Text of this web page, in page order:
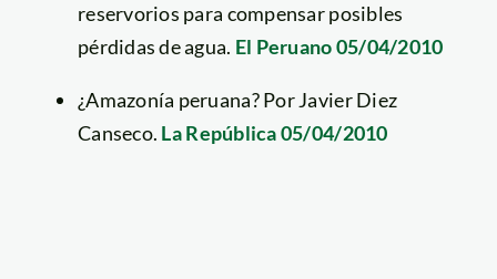
reservorios para compensar posibles
pérdidas de agua. El Peruano 05/04/2010
¿Amazonía peruana? Por Javier Diez
Canseco. La República 05/04/2010